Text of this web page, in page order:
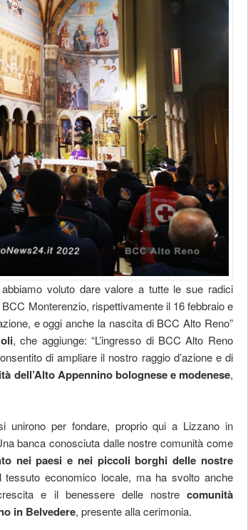
voluto dare valore a tutte le sue radici
Monterenzio, rispettivamente il 16 febbraio e
e oggi anche la nascita di BCC Alto Reno”
, che aggiunge: “L’ingresso di BCC Alto Reno
di ampliare il nostro raggio d’azione e di
dell’Alto Appennino bolognese e modenese,
unirono per fondare, proprio qui a Lizzano in
banca conosciuta dalle nostre comunità come
nei paesi e nei piccoli borghi delle nostre
economico locale, ma ha svolto anche
e il benessere delle nostre comunità
in Belvedere, presente alla cerimonia.